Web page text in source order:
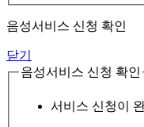
음성서비스 신청 확인
닫기
음성서비스 신청 확인
서비스 신청이